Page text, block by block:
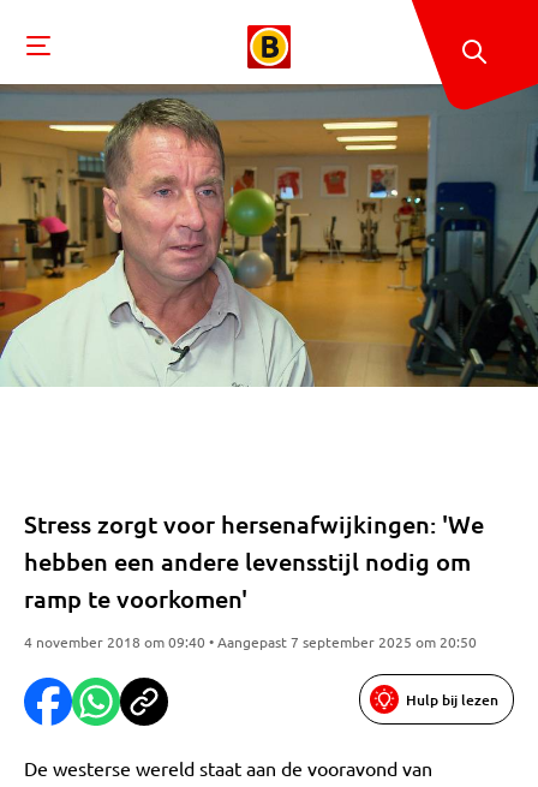
Stress zorgt voor hersenafwijkingen: 'We
hebben een andere levensstijl nodig om
ramp te voorkomen'
4 november 2018 om 09:40 • Aangepast 7 september 2025 om 20:50
Hulp bij lezen
De westerse wereld staat aan de vooravond van